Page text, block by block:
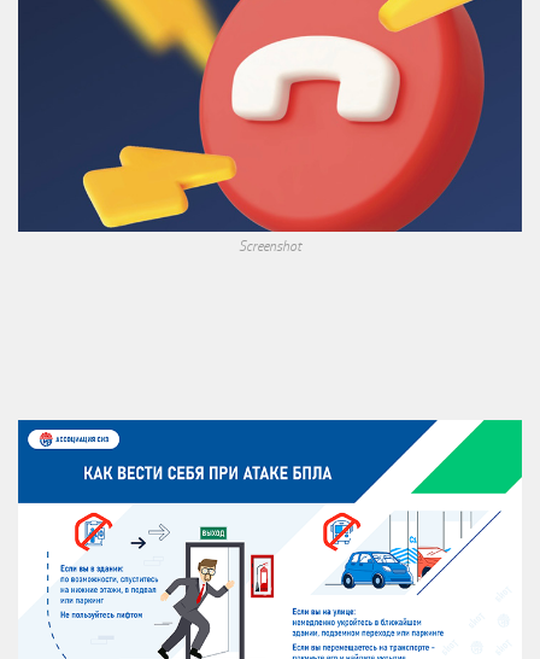
Screenshot